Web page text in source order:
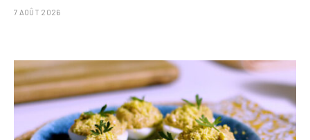
7 AOÛT 2026